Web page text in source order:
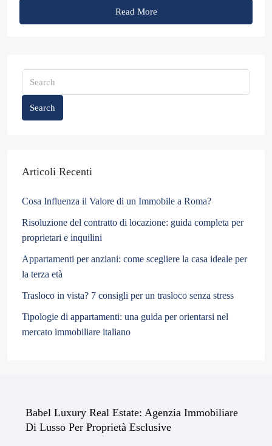
Read More
Search
Articoli Recenti
Cosa Influenza il Valore di un Immobile a Roma?
Risoluzione del contratto di locazione: guida completa per
proprietari e inquilini
Appartamenti per anziani: come scegliere la casa ideale per
la terza età
Trasloco in vista? 7 consigli per un trasloco senza stress
Tipologie di appartamenti: una guida per orientarsi nel
mercato immobiliare italiano
Babel Luxury Real Estate: Agenzia Immobiliare
Di Lusso Per Proprietà Esclusive